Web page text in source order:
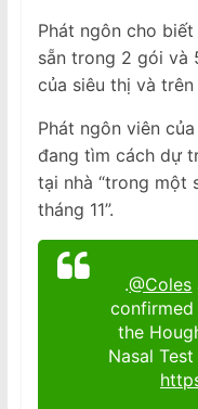
Phát ngôn cho
sẵn trong 2 gói và
của siêu thị và
Phát ngôn viên
đang tìm cách dự
tại nhà “trong một
tháng 11”.
.@Coles
the
Nasal